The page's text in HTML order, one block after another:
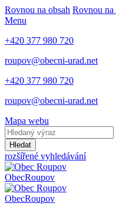
Rovnou na obsah Rovnou na
Menu
+420 377 980 720
roupov@obecni-urad.net
+420 377 980 720
roupov@obecni-urad.net
Mapa webu
Hledat
rozšířené vyhledávání
ObecRoupov
ObecRoupov